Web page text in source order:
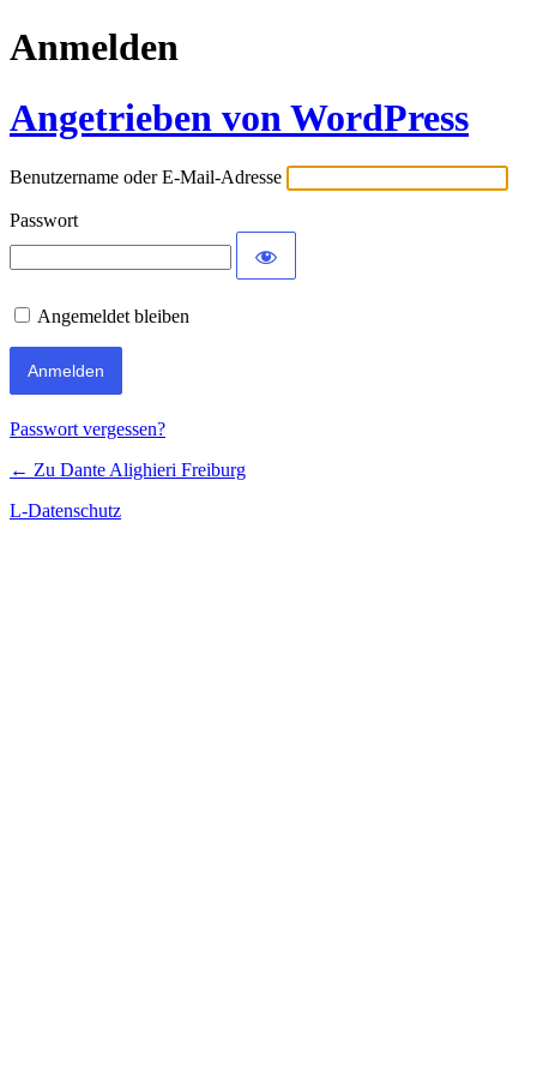
Anmelden
Angetrieben von WordPress
Benutzername oder E-Mail-Adresse
Passwort
Angemeldet bleiben
Passwort vergessen?
← Zu Dante Alighieri Freiburg
L-Datenschutz